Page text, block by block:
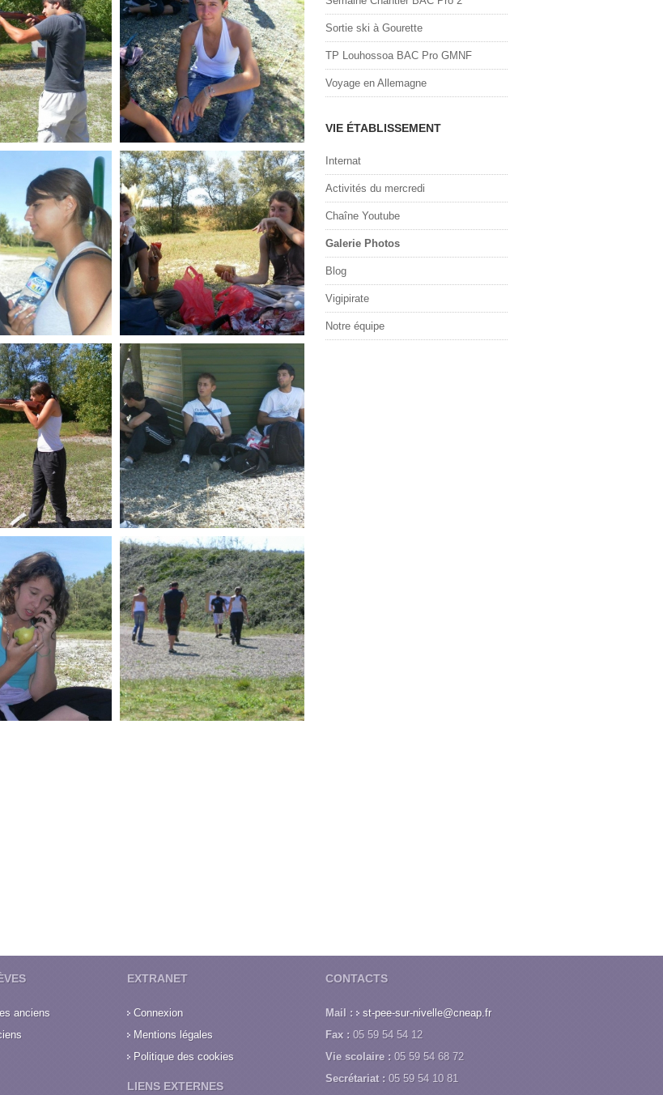
Sortie ski à Gourette
TP Louhossoa BAC Pro GMNF
Voyage en Allemagne
VIE ÉTABLISSEMENT
Internat
Activités du mercredi
Chaîne Youtube
Galerie Photos
Blog
Vigipirate
Notre équipe
anciens
EXTRANET
Connexion
Mentions légales
Politique des cookies
LIENS EXTERNES
CONTACTS
Mail :
st-pee-sur-nivelle@cneap.fr
Fax : 05 59 54 54 12
Vie scolaire : 05 59 54 68 72
Secrétariat : 05 59 54 10 81